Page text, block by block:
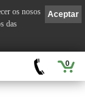
0
Aceptar
os nosos
das